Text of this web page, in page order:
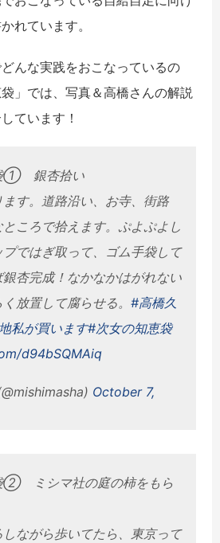
れています。
んな実践をおこなっているの
」では、写真＆高橋さんの解説
ています！
① 銀杏拾い
す。道路沿い、お寺、街路
ころで拾えます。ぷよぷよし
プではぎ取って、ゴム手袋して
杏完成！なかなかはがれない
放置して腐らせる。 #高橋久
私が買います#次女の知恵袋
d94bSQMAiq
October 7,
② ミシマ社の庭の柿をもら
しながら歩いてたら、東京って